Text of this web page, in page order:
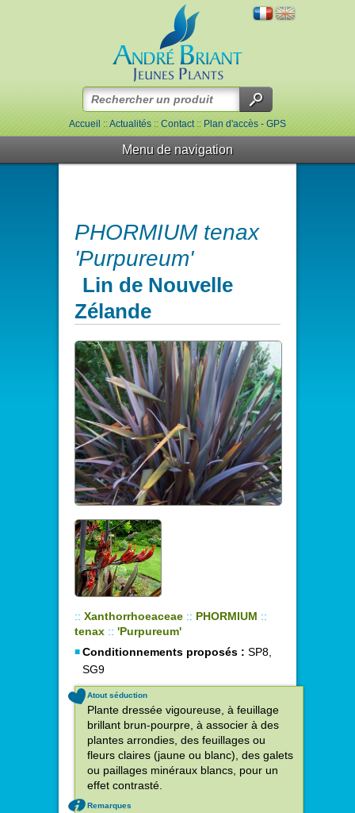
Accueil::Actualités::Contact::Plan d'accès - GPS
Menu de navigation
PHORMIUM tenax
'Purpureum'
Lin de Nouvelle
Zélande
:: Xanthorrhoeaceae :: PHORMIUM ::
tenax :: 'Purpureum'
Conditionnements proposés : SP8,
SG9
Atout séduction
Plante dressée vigoureuse, à feuillage
brillant brun-pourpre, à associer à des
plantes arrondies, des feuillages ou
fleurs claires (jaune ou blanc), des galets
ou paillages minéraux blancs, pour un
effet contrasté.
Remarques